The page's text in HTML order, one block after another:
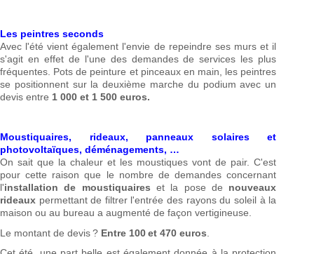
Les peintres seconds
Avec l'été vient également l'envie de repeindre ses murs et il
s'agit en effet de l'une des demandes de services les plus
fréquentes. Pots de peinture et pinceaux en main, les peintres
se positionnent sur la deuxième marche du podium avec un
devis entre 1 000 et 1 500 euros.
Moustiquaires, rideaux, panneaux solaires et
photovoltaïques, déménagements, …
On sait que la chaleur et les moustiques vont de pair. C'est
pour cette raison que le nombre de demandes concernant
l'installation de moustiquaires et la pose de nouveaux
rideaux permettant de filtrer l'entrée des rayons du soleil à la
maison ou au bureau a augmenté de façon vertigineuse.
Le montant de devis ? Entre 100 et 470 euros